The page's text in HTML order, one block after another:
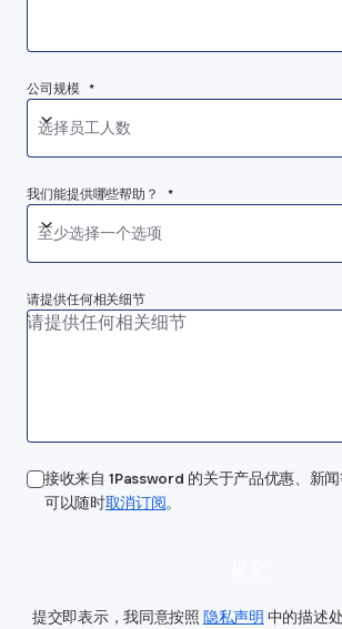
公司规模 *
选择员工人数
我们能提供哪些帮助？ *
至少选择一个选项
请提供任何相关细节
接收来自 1Password 的关于产品优惠、新
可以随时取消订阅。
提交即表示，我同意按照 隐私声明 中的描述